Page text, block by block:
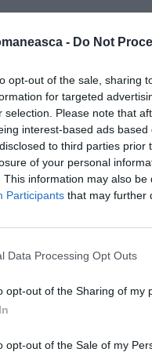
- Do Not
opt-out of the sale, sharing
for targeted
selection. Please note that
interest-based ads
to third parties
of your personal
This information may also
Participants that may further
Data Processing Opt Outs
opt-out of the Sharing of my
opt-out of the Sale of my
au împreună un copil
mai multe ori soția.
românca nu a
ultima bătaie
a poliției.